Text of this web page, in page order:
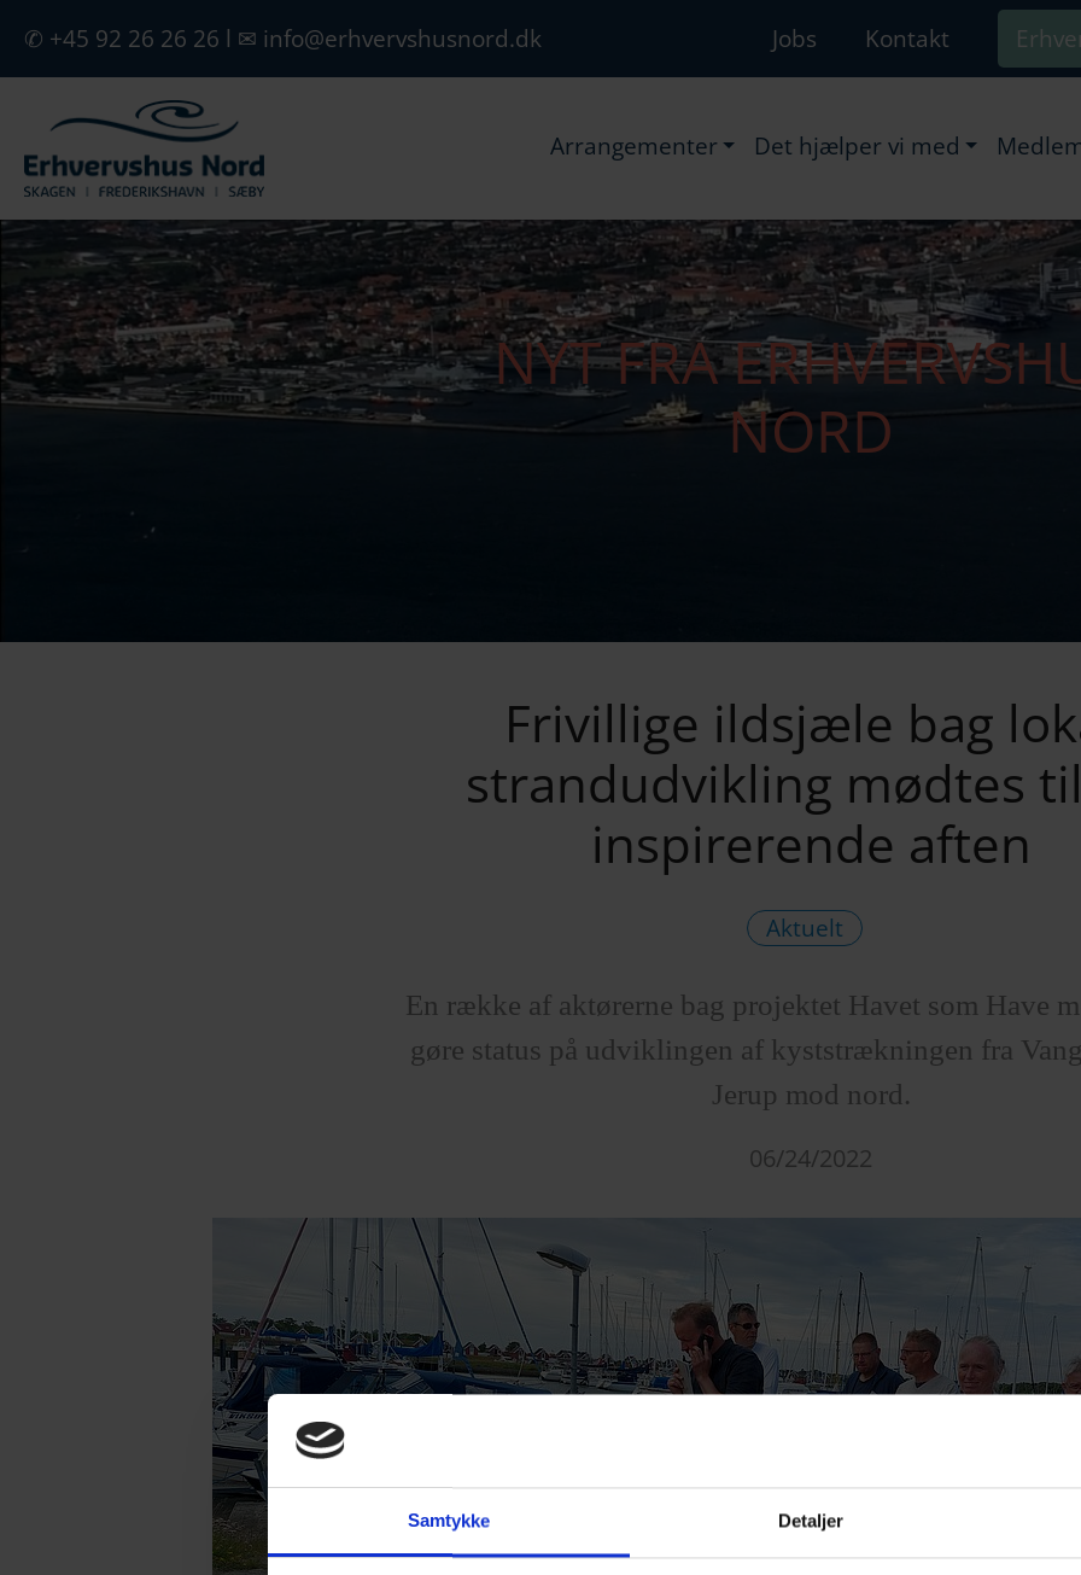
Samtykke Detaljer
✆ +45 92 26 26 26 l ✉ info@erhvervshusnord.dk Jobs Kontakt
Arrangementer Det hjælper vi med
NYT FRA
NORD
Frivillige ildsjæle bag
strandudvikling mødtes
inspirerende aften
Aktuelt
En række af aktørerne bag projektet Havet som Have
gøre status på udviklingen af kyststrækningen fra
Jerup mod nord.
06/24/2022